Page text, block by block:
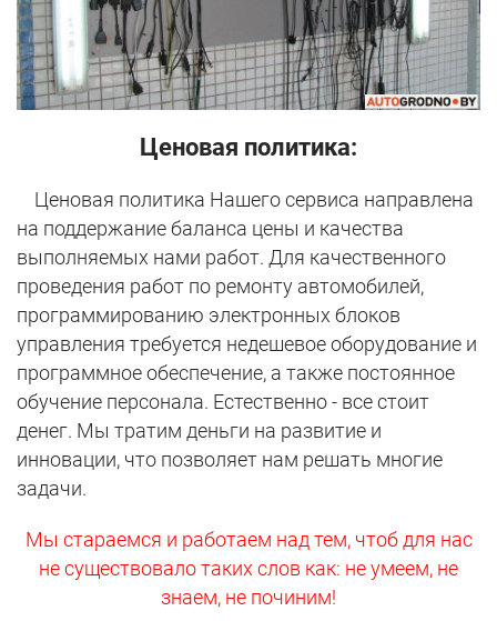
Ценовая политика:
Ценовая политика Нашего сервиса направлена
на поддержание баланса цены и качества
выполняемых нами работ. Для качественного
проведения работ по ремонту автомобилей,
программированию электронных блоков
управления требуется недешевое оборудование и
программное обеспечение, а также постоянное
обучение персонала. Естественно - все стоит
денег. Мы тратим деньги на развитие и
инновации, что позволяет нам решать многие
задачи.
Мы стараемся и работаем над тем, чтоб для нас
не существовало таких слов как: не умеем, не
знаем, не починим!